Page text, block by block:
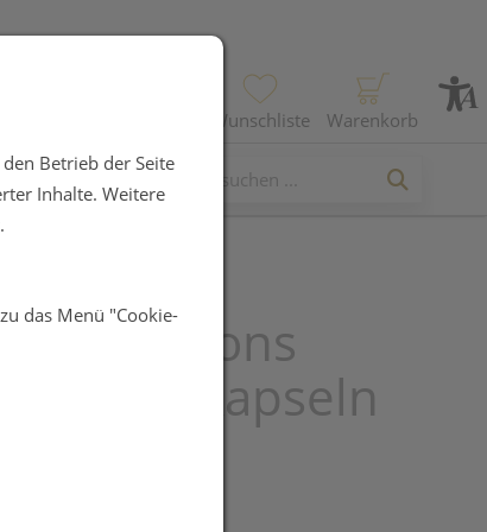
Wunschliste Warenkorb
60 Kapseln
Betrieb der Seite
Inhalte. Weitere
das Menü "Cookie-